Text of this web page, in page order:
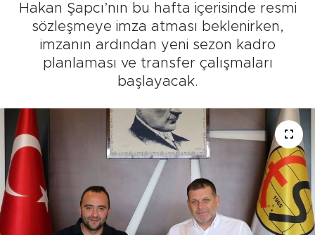
Hakan Şapcı’nın bu hafta içerisinde resmi
sözleşmeye imza atması beklenirken,
imzanın ardından yeni sezon kadro
planlaması ve transfer çalışmaları
başlayacak.